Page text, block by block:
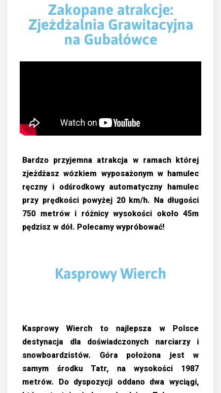
Zakopane atrakcje:
Zjeżdżalnia Grawitacyjna
na Gubałówce
Bardzo przyjemna atrakcja w ramach której
zjeżdżasz wózkiem wyposażonym w hamulec
ręczny i odśrodkowy automatyczny hamulec
przy prędkości powyżej 20 km/h. Na długości
750 metrów i różnicy wysokości około 45m
pędzisz w dół. Polecamy wypróbować!
Kasprowy Wierch
Kasprowy Wierch to najlepsza w Polsce
destynacja dla doświadczonych narciarzy i
snowboardzistów. Góra położona jest w
samym środku Tatr, na wysokości 1987
metrów. Do dyspozycji oddano dwa wyciągi,